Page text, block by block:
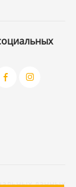
данных